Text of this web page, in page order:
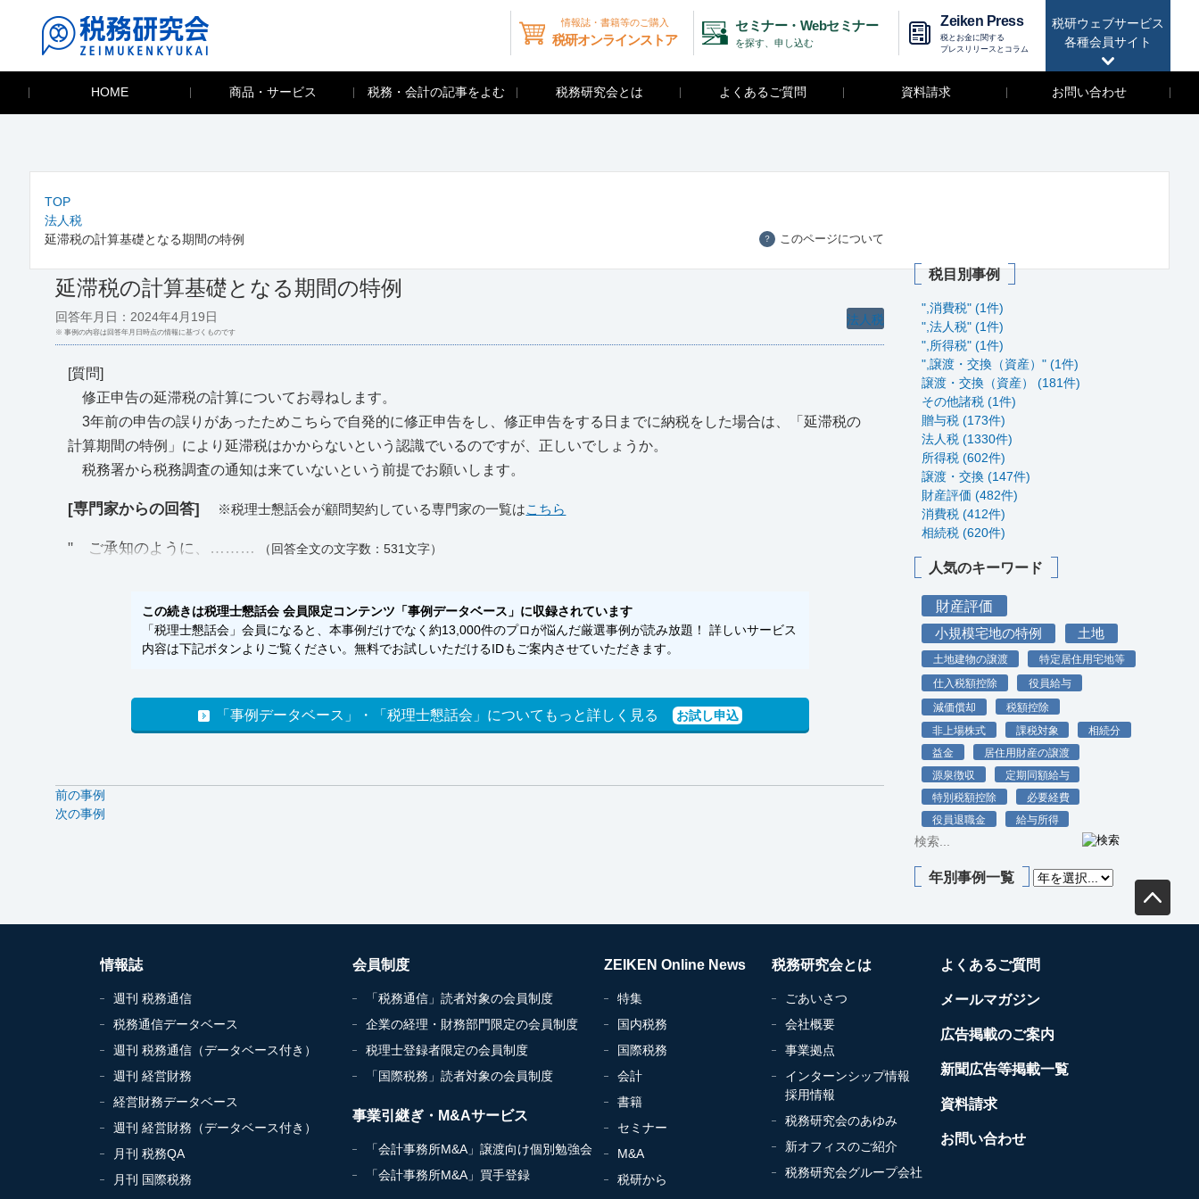
税研ウェブサービス
各種会員サイト
情報誌・書籍等のご購入
税研オンラインストア
セミナー・Webセミナー
を探す、申し込む
Zeiken Press
税とお金に関する
プレスリリースとコラム
HOME 商品・サービス 税務・会計の記事をよむ 税務研究会とは よくあるご質問 資料請求 お問い合わせ
TOP
法人税
延滞税の計算基礎となる期間の特例
？ このページについて
延滞税の計算基礎となる期間の特例
法人税
回答年月日：2024年4月19日
※ 事例の内容は回答年月日時点の情報に基づくものです
[質問]
修正申告の延滞税の計算についてお尋ねします。
3年前の申告の誤りがあったためこちらで自発的に修正申告をし、修正申告をする日までに納税をした場合は、「延滞税の
計算期間の特例」により延滞税はかからないという認識でいるのですが、正しいでしょうか。
税務署から税務調査の通知は来ていないという前提でお願いします。
[専門家からの回答] ※税理士懇話会が顧問契約している専門家の一覧はこちら
" ご承知のように、……… （回答全文の文字数：531文字）
この続きは税理士懇話会 会員限定コンテンツ「事例データベース」に収録されています
「税理士懇話会」会員になると、本事例だけでなく約13,000件のプロが悩んだ厳選事例が読み放題！ 詳しいサービス
内容は下記ボタンよりご覧ください。無料でお試しいただけるIDもご案内させていただきます。
「事例データベース」・「税理士懇話会」についてもっと詳しく見る お試し申込
前の事例
次の事例
税目別事例
",消費税" (1件)
",法人税" (1件)
",所得税" (1件)
",譲渡・交換（資産）" (1件)
譲渡・交換（資産） (181件)
その他諸税 (1件)
贈与税 (173件)
法人税 (1330件)
所得税 (602件)
譲渡・交換 (147件)
財産評価 (482件)
消費税 (412件)
相続税 (620件)
人気のキーワード
財産評価
小規模宅地の特例 土地
土地建物の譲渡
特定居住用宅地等
仕入税額控除
役員給与
減価償却
税額控除
非上場株式
課税対象
相続分
益金
居住用財産の譲渡
源泉徴収
定期同額給与
特別税額控除
必要経費
役員退職金
給与所得
年別事例一覧
情報誌
週刊 税務通信
税務通信データベース
週刊 税務通信（データベース付き）
週刊 経営財務
経営財務データベース
週刊 経営財務（データベース付き）
月刊 税務QA
月刊 国際税務
会員制度
「税務通信」読者対象の会員制度
企業の経理・財務部門限定の会員制度
税理士登録者限定の会員制度
「国際税務」読者対象の会員制度
事業引継ぎ・M&Aサービス
「会計事務所M&A」譲渡向け個別勉強会
「会計事務所M&A」買手登録
ZEIKEN Online News
特集
国内税務
国際税務
会計
書籍
セミナー
M&A
税研から
税務研究会とは
ごあいさつ
会社概要
事業拠点
インターンシップ情報
採用情報
税務研究会のあゆみ
新オフィスのご紹介
税務研究会グループ会社
よくあるご質問
メールマガジン
広告掲載のご案内
新聞広告等掲載一覧
資料請求
お問い合わせ